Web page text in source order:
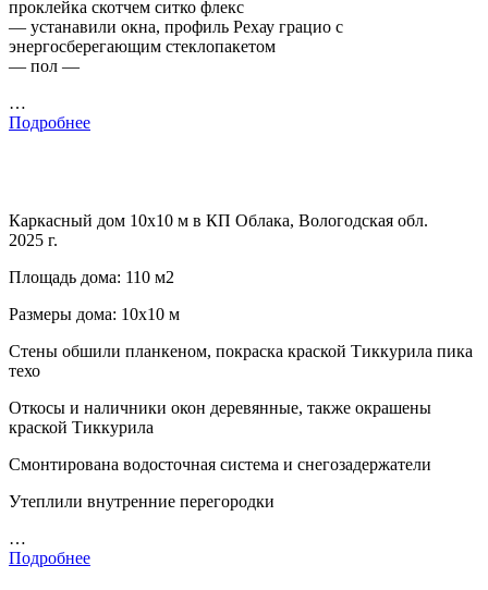
проклейка скотчем ситко флекс
— устанавили окна, профиль Рехау грацио с
энергосберегающим стеклопакетом
— пол —
…
Подробнее
Каркасный дом 10х10 м в КП Облака, Вологодская обл.
2025 г.
Площадь дома: 110 м2
Размеры дома: 10х10 м
Стены обшили планкеном, покраска краской Тиккурила пика
техо
Откосы и наличники окон деревянные, также окрашены
краской Тиккурила
Смонтирована водосточная система и снегозадержатели
Утеплили внутренние перегородки
…
Подробнее